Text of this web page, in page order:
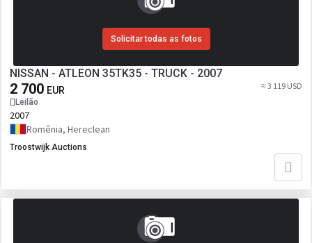
Solicitar todas as fotos
NISSAN - ATLEON 35TK35 - TRUCK - 2007
2 700 EUR
Leilão
≈ 3 119 USD
2007
Romênia, Hereclean
Troostwijk Auctions